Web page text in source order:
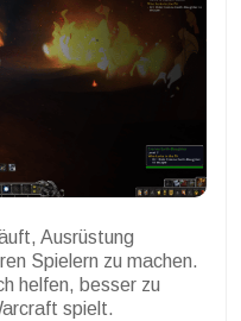
Ausrüstung
Spielern zu machen.
helfen, besser zu
spielt.